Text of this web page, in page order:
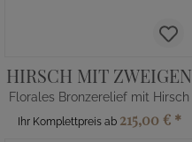
HIRSCH MIT ZWEIGEN
Florales Bronzerelief mit Hirsch
Ihr Komplettpreis ab 215,00 € *